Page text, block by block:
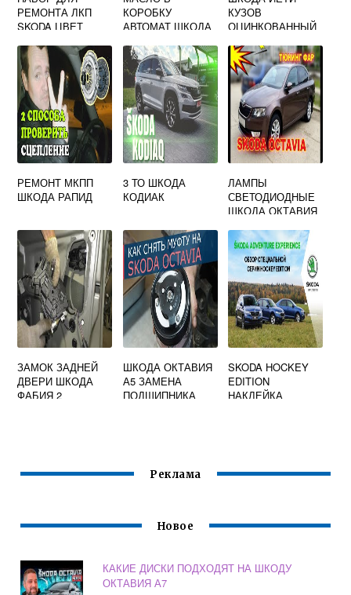
РЕМОНТА ЛКП
SKODA ЦВЕТ
МЕТАЛЛИК F8Z
4L4L
3T0050300AF8Z
КОРОБКУ
АВТОМАТ ШКОДА
КУЗОВ
ОЦИНКОВАННЫЙ
РЕМОНТ МКПП
ШКОДА РАПИД
3 ТО ШКОДА
КОДИАК
ЛАМПЫ
СВЕТОДИОДНЫЕ
ШКОДА ОКТАВИЯ
ЗАМОК ЗАДНЕЙ
ДВЕРИ ШКОДА
ФАБИЯ 2
ШКОДА ОКТАВИЯ
А5 ЗАМЕНА
ПОДШИПНИКА
SKODA HOCKEY
EDITION
НАКЛЕЙКА
Реклама
Новое
КАКИЕ ДИСКИ ПОДХОДЯТ НА ШКОДУ
ОКТАВИЯ А7